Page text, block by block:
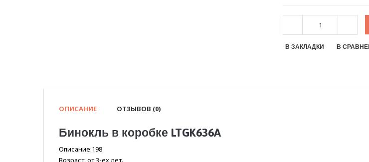
В ЗАКЛАДКИ В
ОПИСАНИЕ ОТЗЫВОВ (0)
Бинокль в коробке LTGK636A
Описание:198
Возраст: от 3-ех лет.